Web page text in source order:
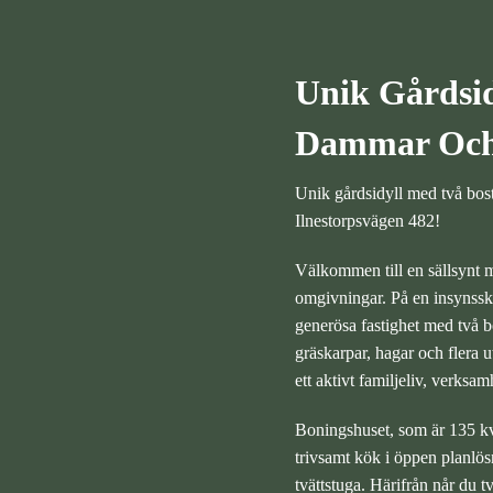
Unik
Dammar
Unik gårdsidyll med två
Ilnestorpsvägen 482!
Välkommen till en sällsynt
omgivningar. På en
generösa fastighet med två
gräskarpar, hagar och flera
ett aktivt familjeliv,
Boningshuset, som är 135
trivsamt kök i öppen
tvättstuga. Härifrån når du